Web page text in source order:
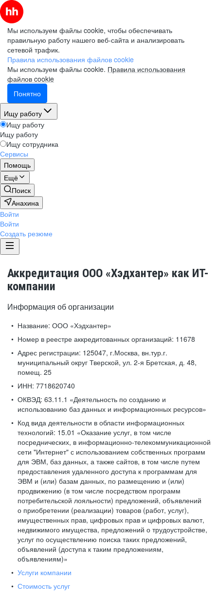
Мы используем файлы cookie, чтобы обеспечивать
правильную работу нашего веб-сайта и анализировать
сетевой трафик.
Правила использования файлов cookie
Мы используем файлы cookie. Правила использования
файлов cookie
Понятно
Ищу работу
Ищу работу
Ищу работу
Ищу сотрудника
Сервисы
Помощь
Ещё
Поиск
Анахина
Войти
Войти
Создать резюме
Аккредитация ООО «Хэдхантер» как ИТ-
компании
Информация об организации
Название: ООО «Хэдхантер»
Номер в реестре аккредитованных организаций: 11678
Адрес регистрации: 125047, г.Москва, вн.тур.г.
муниципальный округ Тверской, ул. 2-я Бретская, д. 48,
помещ. 25
ИНН: 7718620740
ОКВЭД: 63.11.1 «Деятельность по созданию и
использованию баз данных и информационных ресурсов»
Код вида деятельности в области информационных
технологий: 15.01 «Оказание услуг, в том числе
посреднических, в информационно-телекоммуникационной
сети "Интернет" с использованием собственных программ
для ЭВМ, баз данных, а также сайтов, в том числе путем
предоставления удаленного доступа к программам для
ЭВМ и (или) базам данных, по размещению и (или)
продвижению (в том числе посредством программ
потребительской лояльности) предложений, объявлений
о приобретении (реализации) товаров (работ, услуг),
имущественных прав, цифровых прав и цифровых валют,
недвижимого имущества, предложений о трудоустройстве,
услуг по осуществлению поиска таких предложений,
объявлений (доступа к таким предложениям,
объявлениям)»
Услуги компании
Стоимость услуг